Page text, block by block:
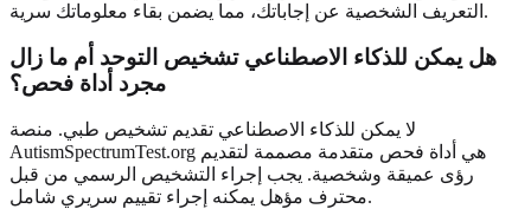
التعريف الشخصية عن إجاباتك، مما يضمن بقاء معلوماتك سرية.
هل يمكن للذكاء الاصطناعي تشخيص التوحد أم ما زال
مجرد أداة فحص؟
لا يمكن للذكاء الاصطناعي تقديم تشخيص طبي. منصة
AutismSpectrumTest.org هي أداة فحص متقدمة مصممة لتقديم
رؤى عميقة وشخصية. يجب إجراء التشخيص الرسمي من قبل
محترف مؤهل يمكنه إجراء تقييم سريري شامل.